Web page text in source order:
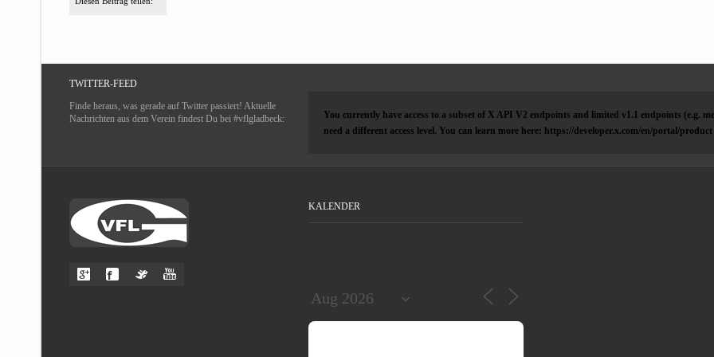
TWITTER-FEED
Finde heraus, was gerade auf Twitter passiert! Aktuelle
Nachrichten aus dem Verein findest Du bei #vflgladbeck:
You currently have access to a subset of X API V2 endpoints and limited v1.1 endpoints (e.g.
need a different access level. You can learn more here: https://developer.x.com/en/portal/product
KALENDER